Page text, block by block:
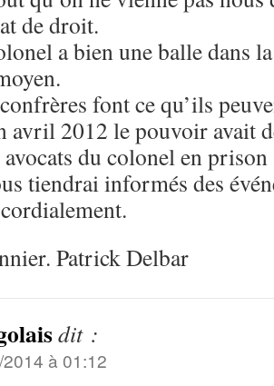
de droit.
a bien une balle dans
font ce qu’ils
avril 2012 le pouvoir avait
du colonel en
tiendrai informés des
Patrick Delbar
dit :
à 01:12